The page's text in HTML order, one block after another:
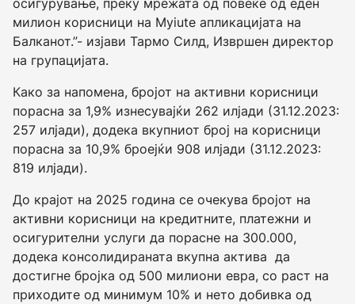
милион корисници на Myiute апликацијата на
Балканот.”- изјави Тармо Силд, Извршен директор
на групацијата.
Како за напомена, бројот на активни корисници
порасна за 1,9% изнесувајќи 262 илјади (31.12.2023:
257 илјади), додека вкупниот број на корисници
порасна за 10,9% броејќи 908 илјади (31.12.2023:
819 илјади).
До крајот на 2025 година се очекува бројот на
активни корисници на кредитните, платежни и
осигурителни услуги да порасне на 300.000,
додека консолидираната вкупна актива да
достигне бројка од 500 милиони евра, со раст на
приходите од минимум 10% и нето добивка од